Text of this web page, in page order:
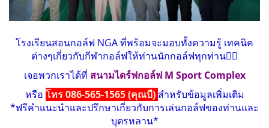
โรงเรียนสอนกอล์ฟ NGA ที่พร้อมจะมอบทั้งความรู้ เทคนิค
ต่างๆเกี่ยวกับกีฬากอล์ฟให้ท่านนักกอล์ฟทุกท่าน🏌️‍♂️
เจอพวกเราได้ที่ สนามไดร์ฟกอล์ฟ M Sport Complex
หรือ โทร 086-565-1565 (คุณบี) สำหรับข้อมูลเพิ่มเติม
*ฟรีคำแนะนำและปรึกษาเกี่ยวกับการเล่นกอล์ฟของท่านและ
บุตรหลาน*